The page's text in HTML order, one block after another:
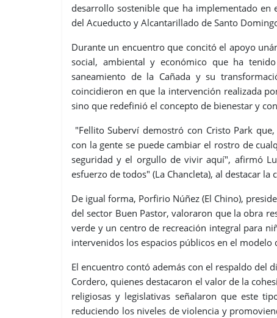
desarrollo sostenible que ha implementado
del Acueducto y Alcantarillado de Santo
Durante un encuentro que concitó el apoyo
social, ambiental y económico que ha
saneamiento de la Cañada y su
coincidieron en que la intervención realizada
sino que redefinió el concepto de bienestar y
"Fellito Suberví demostró con Cristo Park
con la gente se puede cambiar el rostro de
seguridad y el orgullo de vivir aquí", afirmó
esfuerzo de todos" (La Chancleta), al destacar
De igual forma, Porfirio Núñez (El Chino),
del sector Buen Pastor, valoraron que la obra
verde y un centro de recreación integral para
intervenidos los espacios públicos en el modelo
El encuentro contó además con el respaldo del
Cordero, quienes destacaron el valor de la
religiosas y legislativas señalaron que este
reduciendo los niveles de violencia y